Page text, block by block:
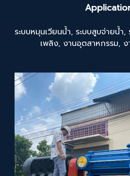
ระบบหมุนเวียนน้ำ, ระบบสูบจ่ายน้ำ,
เพลิง, งานอุตสาหกรรม, ง